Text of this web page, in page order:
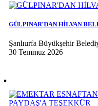
GÜLPINAR'DAN HİLVAN
Şanlıurfa Büyükşehir
30 Temmuz 2026